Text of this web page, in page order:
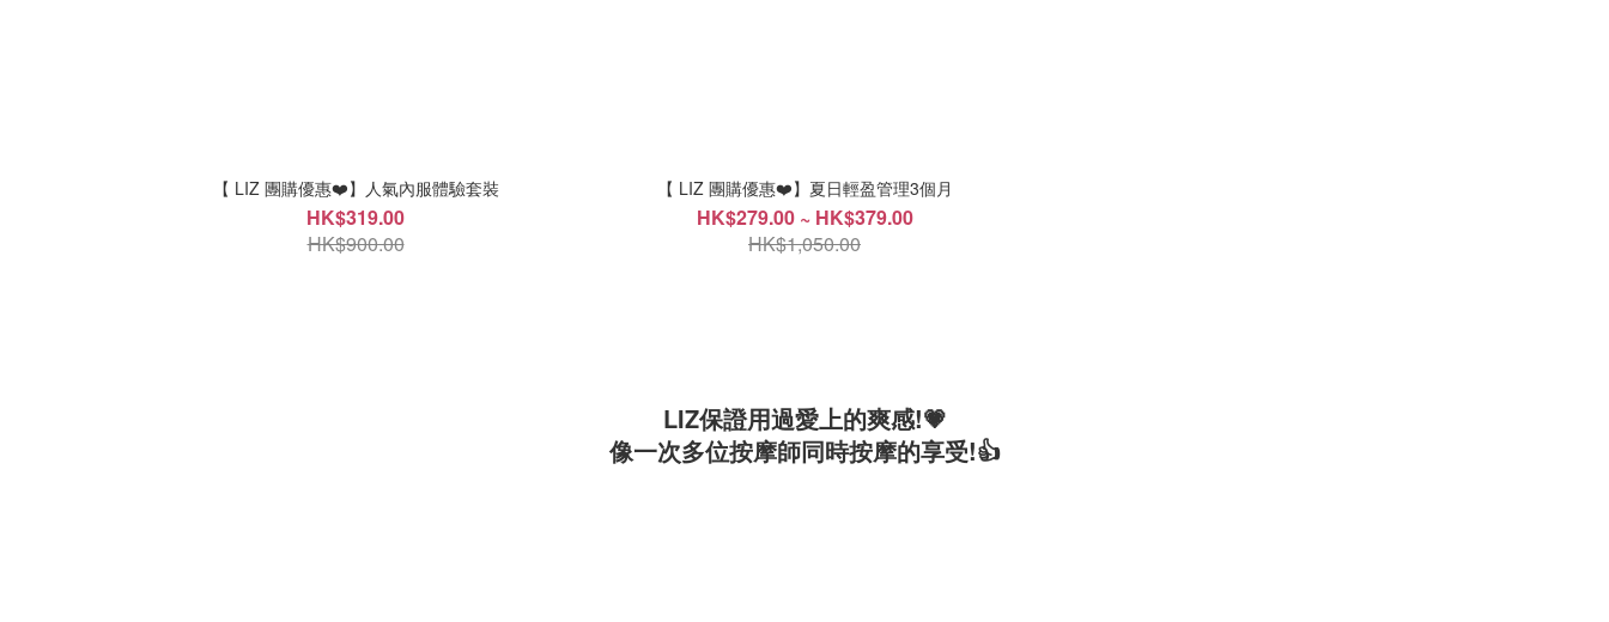
【 LIZ 團購優惠❤️】人氣內服體驗套裝
HK$319.00
HK$900.00
【 LIZ 團購優惠❤️】夏日輕盈管理3個月
HK$279.00 ~ HK$379.00
HK$1,050.00
LIZ保證用過愛上的爽感!💗
像一次多位按摩師同時按摩的享受!👍